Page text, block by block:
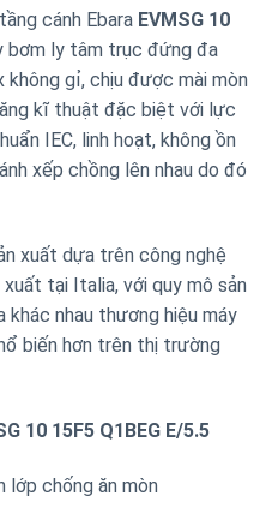
cánh Ebara EVMSG 10
bơm ly tâm trục đứng đa
gỉ, chịu được mài mòn
kĩ thuật đặc biệt với lực
IEC, linh hoạt, không ồn
xếp chồng lên nhau do đó
xuất dựa trên công nghệ
tại Italia, với quy mô sản
khác nhau thương hiệu máy
biến hơn trên thị trường
10 15F5 Q1BEG E/5.5
lớp chống ăn mòn